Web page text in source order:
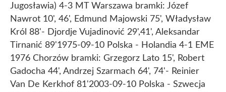
Jugosławia) 4-3 MT Warszawa bramki: Józef
Nawrot 10', 46', Edmund Majowski 75', Władysław
Król 88'- Djordje Vujadinović 29',41', Aleksandar
Tirnanić 89'1975-09-10 Polska - Holandia 4-1 EME
1976 Chorzów bramki: Grzegorz Lato 15', Robert
Gadocha 44', Andrzej Szarmach 64', 74'- Reinier
Van De Kerkhof 81'2003-09-10 Polska - Szwecja